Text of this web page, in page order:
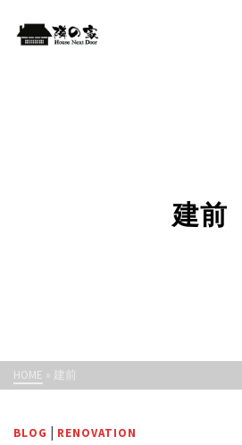
建前
HOME » 建前
BLOG | RENOVATION